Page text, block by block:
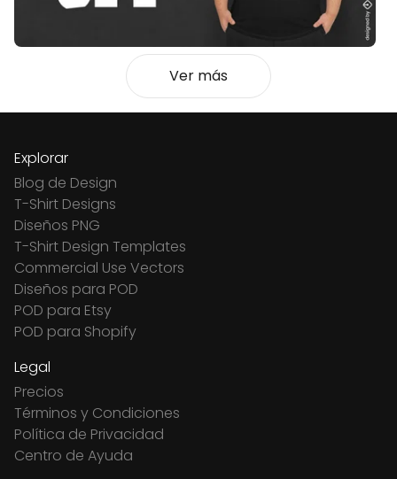
Ver más
Explorar
Blog de Design
T-Shirt Designs
Diseños PNG
T-Shirt Design Templates
Commercial Use Vectors
Diseños para POD
POD para Etsy
POD para Shopify
Legal
Precios
Términos y Condiciones
Política de Privacidad
Centro de Ayuda